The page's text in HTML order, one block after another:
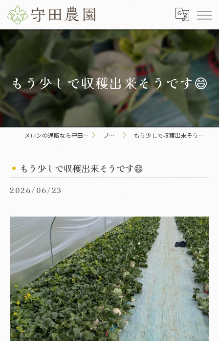
もう少しで収穫出来そうです😄
メロンの通販なら守田農園 ブログ もう少しで収穫出来そうです😄
もう少しで収穫出来そうです😄
2026/06/23